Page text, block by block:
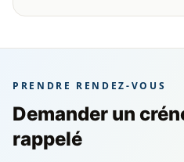
PRENDRE RENDEZ-VOUS
Demander un
rappelé